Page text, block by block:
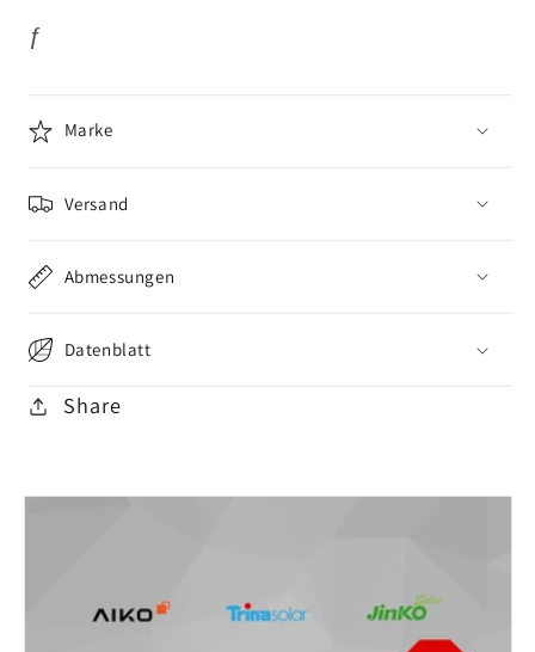
ƒ
Marke
Versand
Abmessungen
Datenblatt
Share